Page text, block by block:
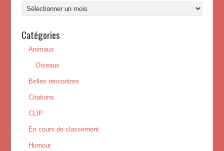
Archives
Catégories
Animaux
Oiseaux
Belles rencontres
Citations
CLIP
En cours de classement
Humour